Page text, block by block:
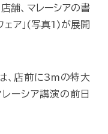
舗、マレーシアの書
ア」(写真1)が展開
、店前に3mの特大
ーシア講演の前日